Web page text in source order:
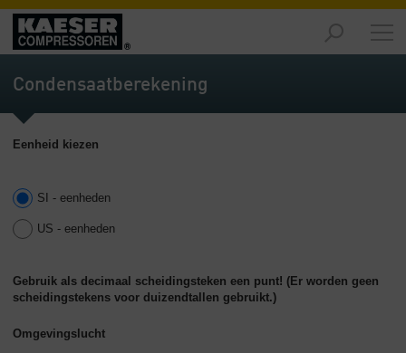
Producten
-
Overzicht
-
Service
-
Overzicht
Bedrijf
-
Condensaatberekening
Eenheid kiezen
SI - eenheden
US - eenheden
Gebruik als decimaal scheidingsteken een punt! (Er worden geen
scheidingstekens voor duizendtallen gebruikt.)
Omgevingslucht